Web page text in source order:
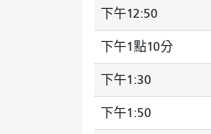
下午12:50
下午1點10分
下午1:30
下午1:50